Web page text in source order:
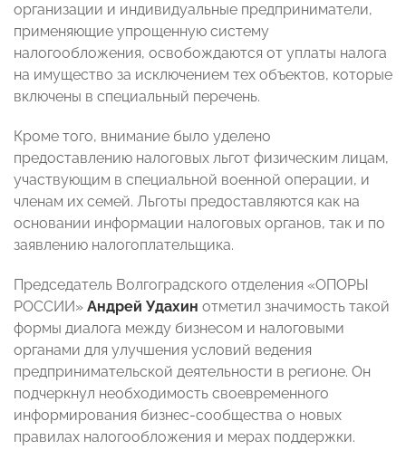
организации и индивидуальные предприниматели,
применяющие упрощенную систему
налогообложения, освобождаются от уплаты налога
на имущество за исключением тех объектов, которые
включены в специальный перечень.
Кроме того, внимание было уделено
предоставлению налоговых льгот физическим лицам,
участвующим в специальной военной операции, и
членам их семей. Льготы предоставляются как на
основании информации налоговых органов, так и по
заявлению налогоплательщика.
Председатель Волгоградского отделения «ОПОРЫ
РОССИИ» Андрей Удахин отметил значимость такой
формы диалога между бизнесом и налоговыми
органами для улучшения условий ведения
предпринимательской деятельности в регионе. Он
подчеркнул необходимость своевременного
информирования бизнес-сообщества о новых
правилах налогообложения и мерах поддержки.